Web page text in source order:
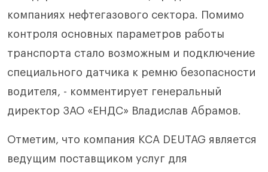
компаниях нефтегазового сектора. Помимо
контроля основных параметров работы
транспорта стало возможным и подключение
специального датчика к ремню безопасности
водителя, - комментирует генеральный
директор ЗАО «ЕНДС» Владислав Абрамов.
Отметим, что компания KCA DEUTAG является
ведущим поставщиком услуг для